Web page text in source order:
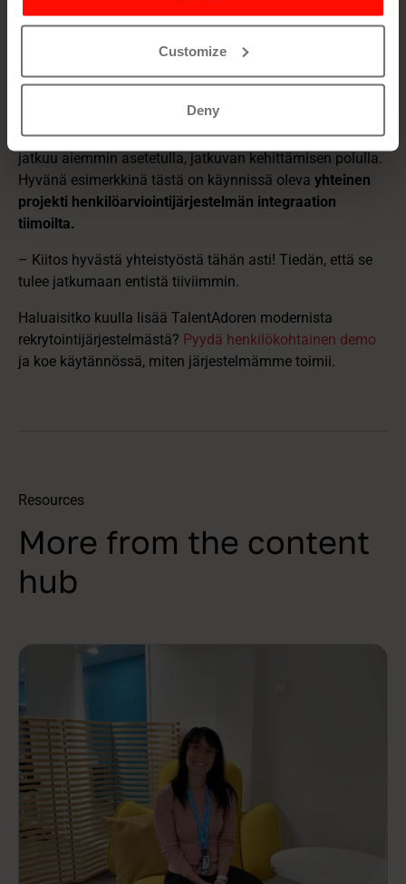
Customize
Deny
ja henkilöstövuokrausalan toimijoille, kuin kaiken
kokoisille asiakasyrityksillemme, jotka tarvitsevat oman,
TalentAdoren ja Eilakaislan hedelmällinen kumppanuus
jatkuu aiemmin asetetulla, jatkuvan kehittämisen polulla.
Hyvänä esimerkkinä tästä on käynnissä oleva yhteinen
projekti henkilöarviointijärjestelmän integraation
tiimoilta.
– Kiitos hyvästä yhteistyöstä tähän asti! Tiedän, että se
tulee jatkumaan entistä tiiviimmin.
Haluaisitko kuulla lisää TalentAdoren modernista
rekrytointijärjestelmästä? Pyydä henkilökohtainen demo
ja koe käytännössä, miten järjestelmämme toimii.
Resources
More from the content
hub